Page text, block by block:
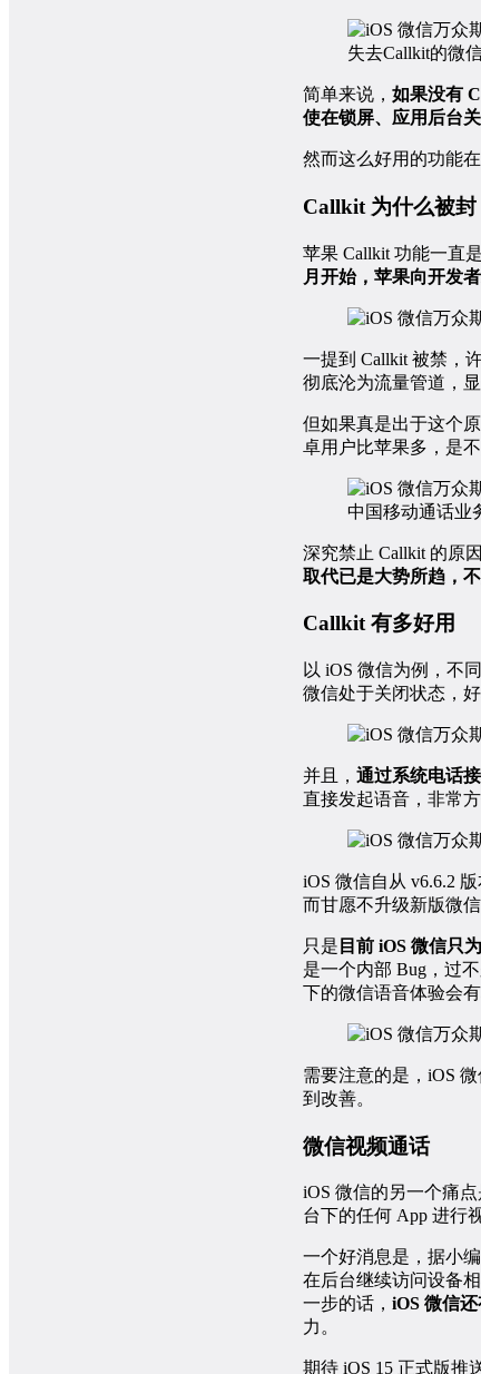
失去Callkit的微
简单来说， 如果没有
使在锁屏、应用后台
然而这么好用的功能
Callkit 为什么被封
苹果 Callkit 功能一直
月开始，苹果向开发
一提到 Callkit 被禁，
彻底沦为流量管道，
但如果真是出于这个
卓用户比苹果多，是
中国移动通话业
深究禁止 Callkit 的原
取代已是大势所趋，
Callkit 有多好用
以 iOS 微信为例，不
微信处于关闭状态，
并且， 通过系统电话
直接发起语音，非常方
iOS 微信自从 v6.6.2
而甘愿不升级新版微
只是 目前 iOS 微信只
是一个内部 Bug，过
下的微信语音体验会有
需要注意的是，iOS
到改善。
微信视频通话
iOS 微信的另一个痛
台下的任何 App 进行
一个好消息是，据小
在后台继续访问设备
一步的话， iOS 微信
力。
期待 iOS 15 正式版推